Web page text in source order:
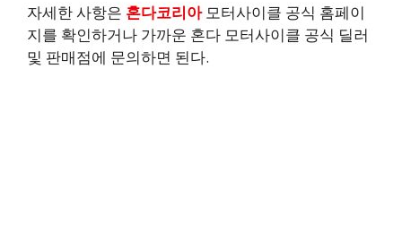
자세한 사항은 혼다코리아모터사이클 공식 홈페이
지를 확인하거나 가까운 혼다 모터사이클 공식 딜러
및 판매점에 문의하면 된다.